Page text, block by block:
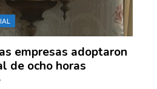
empresas adoptaron
de ocho horas